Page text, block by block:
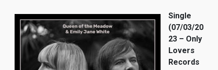
Single
(07/03/20
23 – Only
Lovers
Records